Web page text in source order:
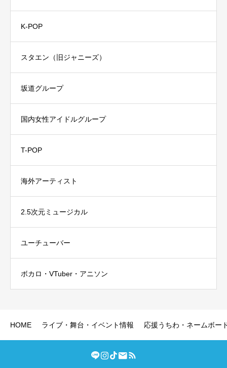
K-POP
スタエン（旧ジャニーズ）
坂道グループ
国内女性アイドルグループ
T-POP
海外アーティスト
2.5次元ミュージカル
ユーチューバー
ボカロ・VTuber・アニソン
HOME ライブ・舞台・イベント情報 応援うちわ・ネームボー